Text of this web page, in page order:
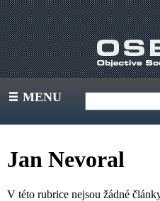
III MENU
Jan Nevoral
V této rubrice nejsou žádné